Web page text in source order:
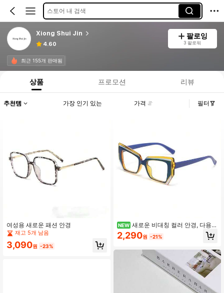
스토어 내 검색
Xiong Shui Jin
4.60
팔로잉
3 팔로워
최근 155개 판매됨
상품 프로모션 리뷰
추천템 가장 인기 있는 가격 필터
여성용 새로운 패션 안경
재고 5개 남음
3,090원 -23%
NEW 새로운 비대칭 컬러 안경, 다용도
패션 고급 스타일 인스 플레인 렌즈 프
레임
2,290원 -21%